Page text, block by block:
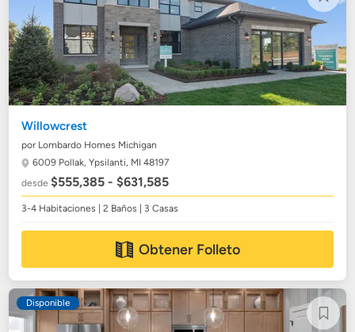
Willowcrest
por Lombardo Homes Michigan
6009 Pollak,Ypsilanti, MI 48197
desde$555,385 - $631,585
3-4 Habitaciones | 2 Baños | 3 Casas
Obtener Folleto
Disponible